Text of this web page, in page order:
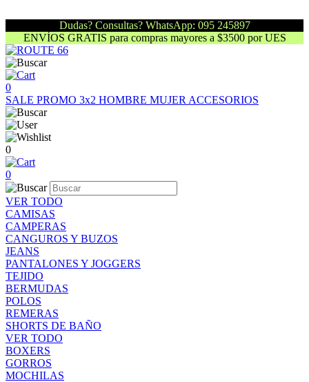
Dudas? Consultas? WhatsApp: 095 245897
ENVÍOS GRATIS para compras mayores a $3500 por UES
0
SALE PROMO 3x2 HOMBRE MUJER ACCESORIOS
0
0
VER TODO
CAMISAS
CAMPERAS
CANGUROS Y BUZOS
JEANS
PANTALONES Y JOGGERS
TEJIDO
BERMUDAS
POLOS
REMERAS
SHORTS DE BAÑO
VER TODO
BOXERS
GORROS
MOCHILAS